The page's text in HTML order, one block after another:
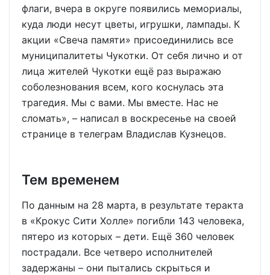
флаги, вчера в округе появились мемориалы,
куда люди несут цветы, игрушки, лампады. К
акции «Свеча памяти» присоединились все
муниципалитеты Чукотки. От себя лично и от
лица жителей Чукотки ещё раз выражаю
соболезнования всем, кого коснулась эта
трагедия. Мы с вами. Мы вместе. Нас не
сломать», – написал в воскресенье на своей
странице в телеграм Владислав Кузнецов.
Тем временем
По данным на 28 марта, в результате теракта
в «Крокус Сити Холле» погибли 143 человека,
пятеро из которых – дети. Ещё 360 человек
пострадали. Все четверо исполнителей
задержаны – они пытались скрыться и